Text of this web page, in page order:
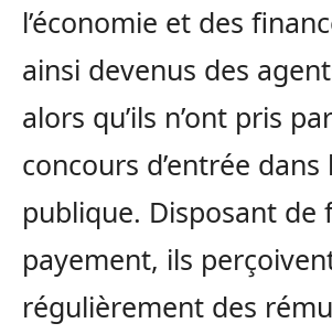
l’économie et des
ainsi devenus des
alors qu’ils n’ont pris
concours d’entrée
publique. Disposant de
payement, ils
régulièrement des